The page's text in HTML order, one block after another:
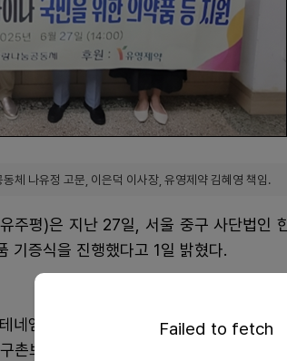
체 나유정 고문, 이은덕 이사장, 유영제약 김혜영 책임.
주평)은 지난 27일, 서울 중구 사단법인
기증식을 진행했다고 1일 밝혔다.
엠서방정 ▲로페리손정 등으로, 총
촌보건복지를 통해 캄보디아와 우크라이
Failed to fetch